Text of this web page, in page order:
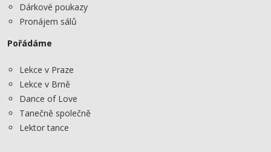
Dárkové poukazy
Pronájem sálů
Pořádáme
Lekce v Praze
Lekce v Brně
Dance of Love
Tanečně společně
Lektor tance